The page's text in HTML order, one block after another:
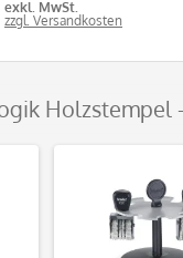
exkl. MwSt.
zzgl. Versandkosten
Holzstempel